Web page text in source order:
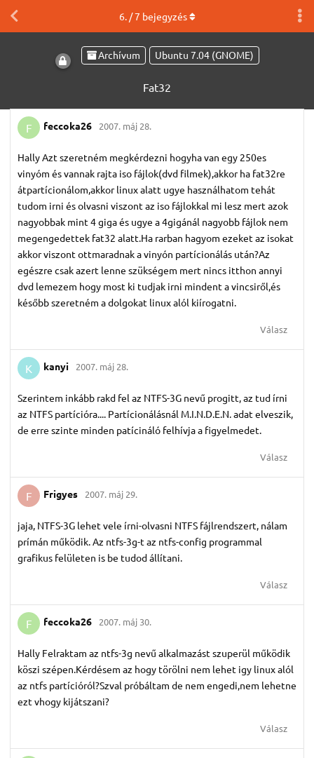
Archívum Ubuntu 7.04 (GNOME)
Fat32
6. /7 bejegyzés
F feccoka26 2007. máj 28.
Hally Azt szeretném megkérdezni hogyha van egy 250es
vinyóm és vannak rajta iso fájlok(dvd filmek),akkor ha fat32re
átpartícionálom,akkor linux alatt ugye használhatom tehát
tudom irni és olvasni viszont az iso fájlokkal mi lesz mert azok
nagyobbak mint 4 giga és ugye a 4gigánál nagyobb fájlok nem
megengedettek fat32 alatt.Ha rarban hagyom ezeket az isokat
akkor viszont ottmaradnak a vinyón partícionálás után?Az
egészre csak azert lenne szükségem mert nincs itthon annyi
dvd lemezem hogy most ki tudjak irni mindent a vincsiről,és
később szeretném a dolgokat linux alól kiírogatni.
Válasz
K kanyi 2007. máj 28.
Szerintem inkább rakd fel az NTFS-3G nevű progitt, az tud írni
az NTFS partícióra.... Partícionálásnál M.I.N.D.E.N. adat elveszik,
de erre szinte minden patícináló felhívja a figyelmedet.
Válasz
F Frigyes 2007. máj 29.
jaja, NTFS-3G lehet vele írni-olvasni NTFS fájlrendszert, nálam
prímán működik. Az ntfs-3g-t az ntfs-config programmal
grafikus felületen is be tudod állítani.
Válasz
F feccoka26 2007. máj 30.
Hally Felraktam az ntfs-3g nevű alkalmazást szuperül működik
köszi szépen.Kérdésem az hogy törölni nem lehet igy linux alól
az ntfs partícióról?Szval próbáltam de nem engedi,nem lehetne
ezt vhogy kijátszani?
Válasz